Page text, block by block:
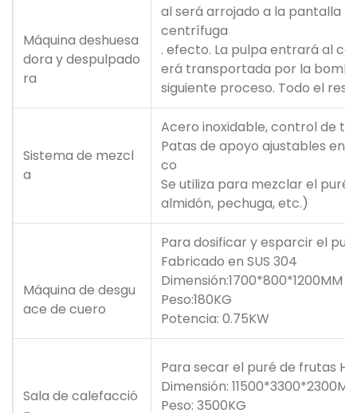
Máquina deshuesa
dora y despulpado
ra
al será arrojado a la pantalla
centrífuga
. efecto. La pulpa entrará al
erá transportada por la
siguiente proceso. Todo el
Sistema de mezcl
a
Acero inoxidable, control de
Patas de apoyo ajustables en
co
Se utiliza para mezclar el
almidón, pechuga, etc.)
Máquina de desgu
ace de cuero
Para dosificar y esparcir el
Fabricado en SUS 304
Dimensión:1700*800*1200MM
Peso:180KG
Potencia: 0.75KW
Sala de calefacció
Para secar el puré de frutas
Dimensión:
Peso: 3500KG